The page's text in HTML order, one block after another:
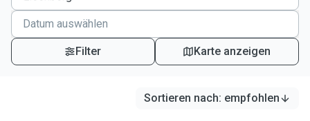
Filter Karte anzeigen
Sortieren nach: empfohlen